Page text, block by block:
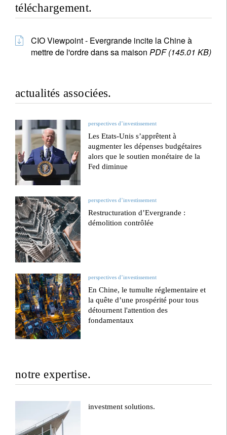
téléchargement.
CIO Viewpoint - Evergrande incite la Chine à
mettre de l'ordre dans sa maison PDF (145.01 KB)
actualités associées.
perspectives d’investissement
Les Etats-Unis s’apprêtent à
augmenter les dépenses budgétaires
alors que le soutien monétaire de la
Fed diminue
perspectives d’investissement
Restructuration d’Evergrande :
démolition contrôlée
perspectives d’investissement
En Chine, le tumulte réglementaire et
la quête d’une prospérité pour tous
détournent l'attention des
fondamentaux
notre expertise.
investment solutions.